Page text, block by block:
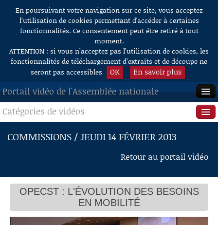
Aller au contenu
En poursuivant votre navigation sur ce site, vous acceptez
l’utilisation de cookies permettant d'accéder à certaines
fonctionnalités. Ce consentement peut être retiré à tout
moment.
ATTENTION : si vous n’acceptez pas l’utilisation de cookies, les
fonctionnalités de téléchargement d’extraits et de découpe ne
seront pas accessibles
OK En savoir plus
Portail vidéo de l'Assemblée nationale
ACCUEIL
EN DIRECT
RECHERCHE
AIDE À LA DÉCOUPE
DE VIDÉOS
Catégories de vidéos
Séance publique
Questions au Gouvernement
Commissions
Présidence
Évènements
COMMISSIONS / JEUDI 14 FÉVRIER 2013
Retour au portail vidéo
OPECST : L'ÉVOLUTION DES BESOINS
EN MOBILITÉ